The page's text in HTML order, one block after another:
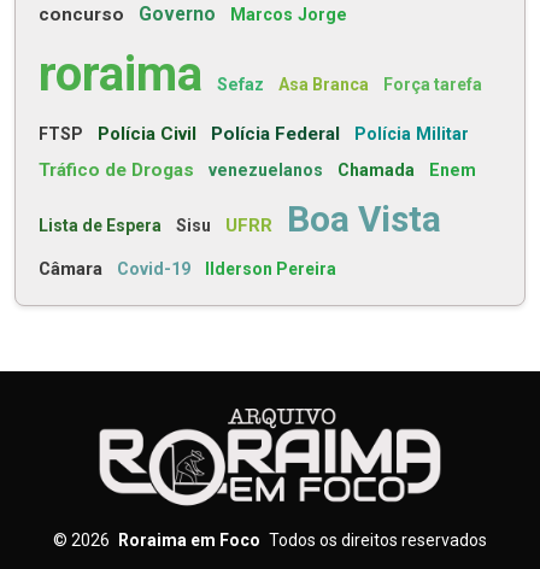
concurso Governo Marcos Jorge
roraima Sefaz Asa Branca Força tarefa
FTSP Polícia Civil Polícia Federal Polícia Militar
Tráfico de Drogas venezuelanos Chamada Enem
Lista de Espera Sisu UFRR Boa Vista
Câmara Covid-19 Ilderson Pereira
© 2026 Roraima em Foco Todos os direitos reservados